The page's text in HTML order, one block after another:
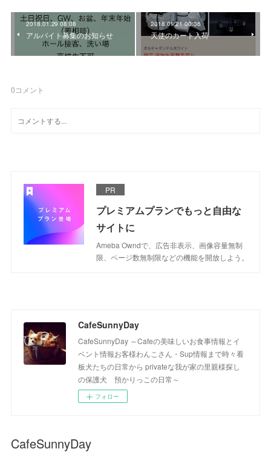
2018.01.29 08:08
アルバイト募集のお知らせ
2018.01.21 00:36
天使のカート入荷
0コメント
PR
プレミアムプランでもっと自由な
サイトに
Ameba Owndで、広告非表示、画像容量無制
限、ページ数無制限などの機能を開放しよう。
CafeSunnyDay
CafeSunnyDay ～Cafeの美味しいお食事情報とイ
ベント情報お客様わんこさん・Sup情報まで時々看
板犬たちの日常から privateな我が家の里親様探し
の保護犬 預かりっこの日常～
フォロー
CafeSunnyDay